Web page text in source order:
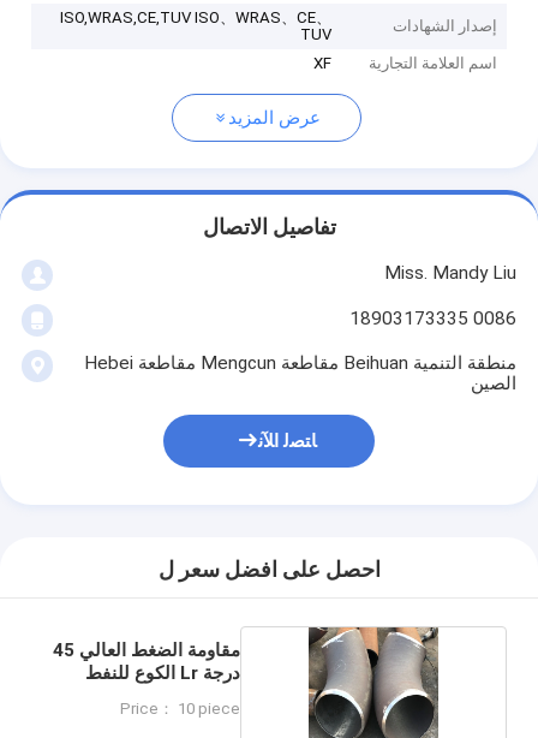
إصدار الشهادات
ISO,WRAS,CE,TUV ISO、WRAS、CE、
TUV
اسم العلامة التجارية
XF
عرض المزيد
تفاصيل الاتصال
Miss. Mandy Liu
0086 18903173335
منطقة التنمية Beihuan مقاطعة Mengcun مقاطعة Hebei
الصين
ﺎﺘﺼﻟ ﺍﻶﻧ
احصل على افضل سعر ل
مقاومة الضغط العالي 45
درجة Lr الكوع للنفط
Price： 10 piece